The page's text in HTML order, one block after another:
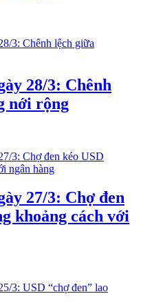
28/3: Chênh
nới rộng
27/3: Chợ đen
khoảng cách với